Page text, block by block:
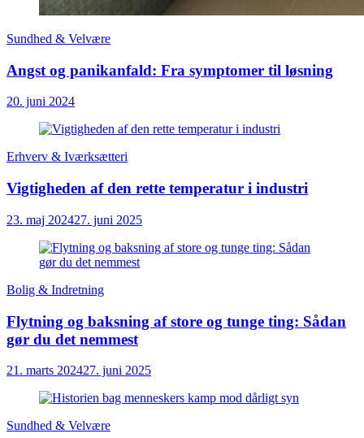
Sundhed & Velvære
Angst og panikanfald: Fra symptomer til løsning
20. juni 2024
Erhverv & Iværksætteri
Vigtigheden af den rette temperatur i industri
23. maj 202427. juni 2025
Bolig & Indretning
Flytning og baksning af store og tunge ting: Sådan
gør du det nemmest
21. marts 202427. juni 2025
Sundhed & Velvære